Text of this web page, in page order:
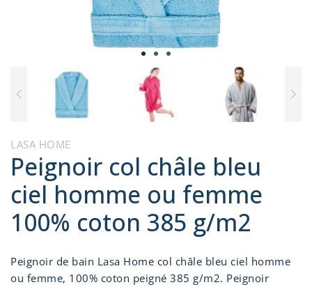
LASA HOME
Peignoir col châle bleu
ciel homme ou femme
100% coton 385 g/m2
Peignoir de bain Lasa Home col châle bleu ciel homme
ou femme, 100% coton peigné 385 g/m2. Peignoir